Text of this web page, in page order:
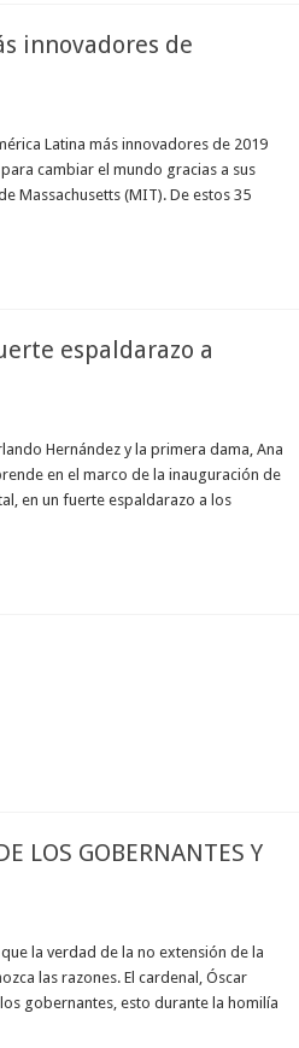
innovadores de
Latina más innovadores de 2019
cambiar el mundo gracias a sus
Massachusetts (MIT). De estos 35
espaldarazo a
Hernández y la primera dama, Ana
en el marco de la inauguración de
en un fuerte espaldarazo a los
LOS GOBERNANTES Y
la verdad de la no extensión de la
las razones. El cardenal, Óscar
gobernantes, esto durante la homilía